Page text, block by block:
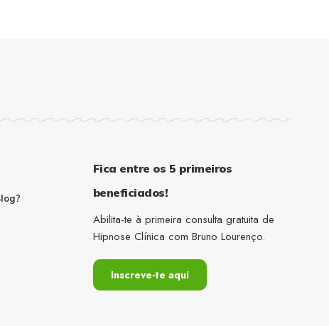
Fica entre os 5 primeiros
beneficiados!
Abilita-te à primeira consulta gratuita de
Hipnose Clínica com Bruno Lourenço.
Inscreve-te aqui